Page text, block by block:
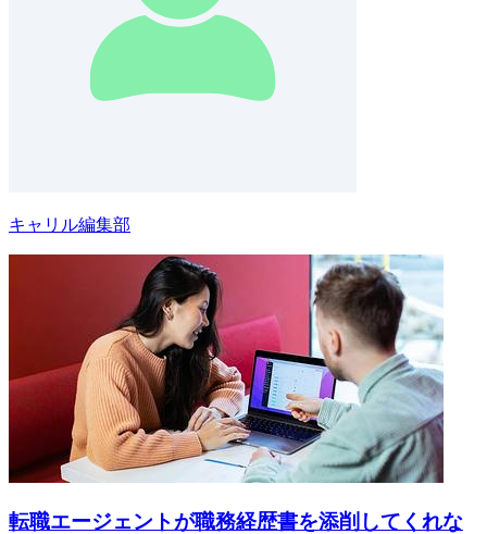
キャリル編集部
転職エージェントが職務経歴書を添削してくれな